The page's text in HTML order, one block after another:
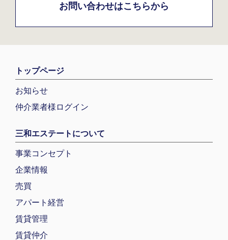
お問い合わせはこちらから
トップページ
お知らせ
仲介業者様ログイン
三和エステートについて
事業コンセプト
企業情報
売買
アパート経営
賃貸管理
賃貸仲介